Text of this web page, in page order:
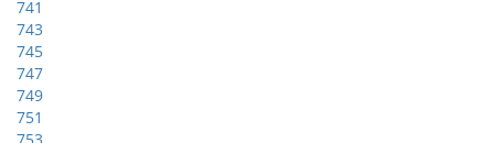
741
743
745
747
749
751